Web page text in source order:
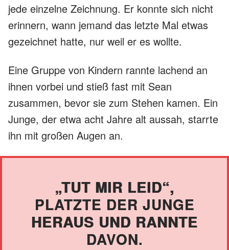
jede einzelne Zeichnung. Er konnte sich nicht
erinnern, wann jemand das letzte Mal etwas
gezeichnet hatte, nur weil er es wollte.
Eine Gruppe von Kindern rannte lachend an
ihnen vorbei und stieß fast mit Sean
zusammen, bevor sie zum Stehen kamen. Ein
Junge, der etwa acht Jahre alt aussah, starrte
ihn mit großen Augen an.
„TUT MIR LEID“,
PLATZTE DER JUNGE
HERAUS UND RANNTE
DAVON.